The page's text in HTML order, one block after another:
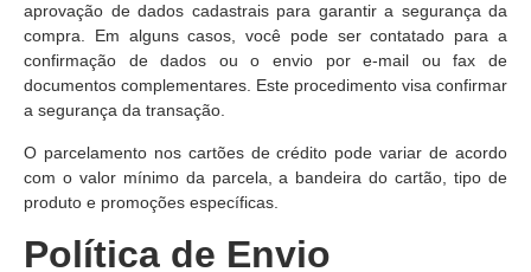
aprovação de dados cadastrais para garantir a segurança da
compra. Em alguns casos, você pode ser contatado para a
confirmação de dados ou o envio por e-mail ou fax de
documentos complementares. Este procedimento visa confirmar
a segurança da transação.
O parcelamento nos cartões de crédito pode variar de acordo
com o valor mínimo da parcela, a bandeira do cartão, tipo de
produto e promoções específicas.
Política de Envio